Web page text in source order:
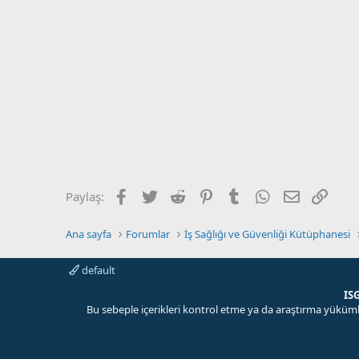
Paylaş: Facebook
Twitter Reddit PinterestTumblr WhatsApp
E-posta
Ana sayfa Forumlar İş Sağlığı ve Güvenliği Kütüphanesi
default
Bu sebeple içerikleri kontrol etme ya da araştırma